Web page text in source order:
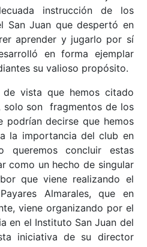
instrucción de los
San Juan que despertó en
aprender y jugarlo por sí
en forma ejemplar
su valioso propósito.
vista que hemos citado
solo son fragmentos de los
podrían decirse que hemos
la importancia del club en
queremos concluir estas
como un hecho de singular
que viene realizando el
Almarales, que en
viene organizando por el
en el Instituto San Juan del
iniciativa de su director